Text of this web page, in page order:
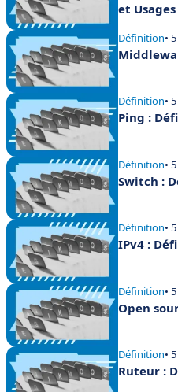
et Usages
Définition•
Définition•
Ping :
Définition•
Switch :
Définition•
IPv4 :
Définition•
Open
Définition•
Ruteur :